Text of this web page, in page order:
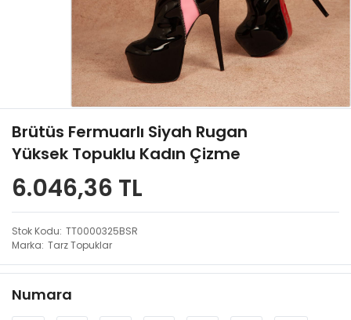
Brütüs Fermuarlı Siyah Rugan
Yüksek Topuklu Kadın Çizme
6.046,36 TL
Stok Kodu TT0000325BSR
Marka Tarz Topuklar
Numara